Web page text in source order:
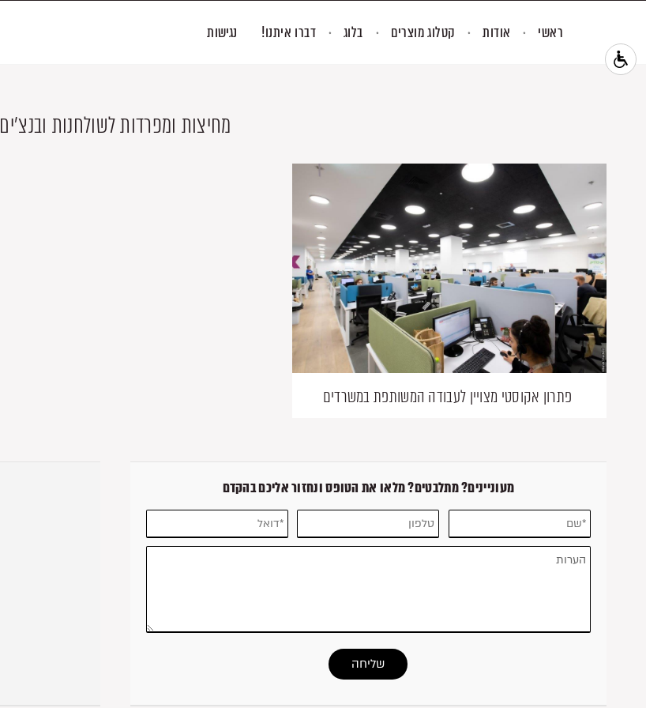
ראשי אודות קטלוג מוצרים בלוג דברו איתנו! נגישות
מחיצות ומפרדות לשולחנות ובנצ'ים
פתרון אקוסטי מצויין לעבודה המשותפת במשרדים
מעוניינים? מתלבטים? מלאו את הטופס ונחזור אליכם בהקדם